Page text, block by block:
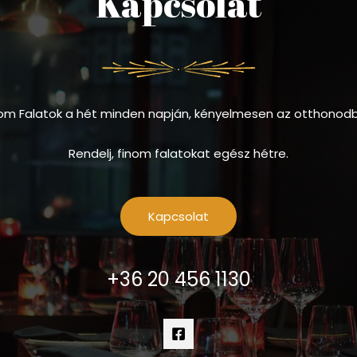
Falatok a hét minden napján, kényelmesen az
Rendelj, finom falatokat egész hétre.
Kapcsolat
+36 20 456 1130